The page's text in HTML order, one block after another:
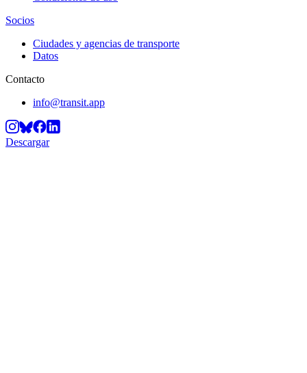
Socios
Ciudades y agencias de transporte
Datos
Contacto
info@transit.app
Descargar